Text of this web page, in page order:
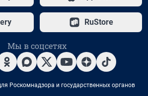
RuStore
Мы в соцсетях
Роскомнадзора и государственных органов